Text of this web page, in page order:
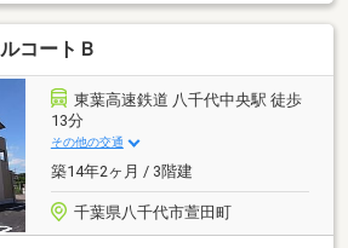
コートＢ
東葉高速鉄道 八千代中央駅 徒歩
13分
その他の交通
築14年2ヶ月 / 3階建
千葉県八千代市萱田町